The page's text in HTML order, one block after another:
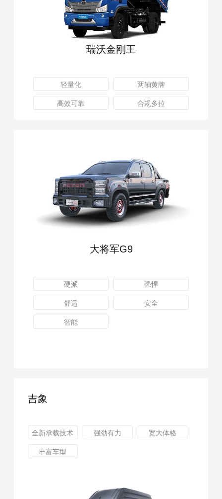
瑞沃金刚王
轻量化 两轴黄牌
高效可靠 合规多拉
大将军G9
硬派 强悍
舒适 安全
智能
吉象
全新承载技术 强劲有力 宽大体格
丰富车型